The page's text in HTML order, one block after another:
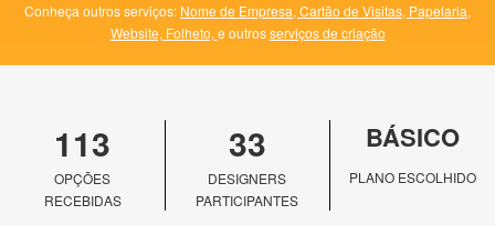
Conheça outros serviços: Nome de Empresa, Cartão de Visitas, Papelaria,
Website, Folheto, e outrosserviços de criação
113
OPÇÕES
RECEBIDAS
33
DESIGNERS
PARTICIPANTES
BÁSICO
PLANO ESCOLHIDO